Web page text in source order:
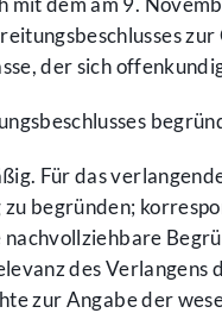
der sich
Für das
begründen;
des
zur Angabe der